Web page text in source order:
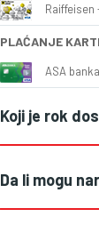
Raiffeisen
PLAĆANJE
ASA
Koji je rok
Da li mogu